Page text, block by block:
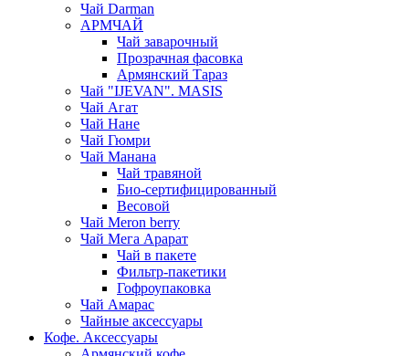
Чай Darman
АРМЧАЙ
Чай заварочный
Прозрачная фасовка
Армянский Тараз
Чай "IJEVAN". MASIS
Чай Агат
Чай Нане
Чай Гюмри
Чай Манана
Чай травяной
Био-сертифицированный
Весовой
Чай Meron berry
Чай Мега Арарат
Чай в пакете
Фильтр-пакетики
Гофроупаковка
Чай Амарас
Чайные аксессуары
Кофе. Аксессуары